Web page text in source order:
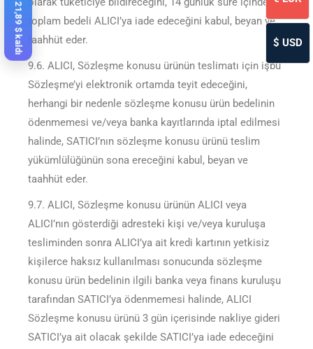
toplam bedeli ALICI’ya iade edeceğini kabul, beyan ve
taahhüt eder.
9.6. ALICI, Sözleşme konusu ürünün teslimatı için işbu
Sözleşme’yi elektronik ortamda teyit edeceğini,
herhangi bir nedenle sözleşme konusu ürün bedelinin
ödenmemesi ve/veya banka kayıtlarında iptal edilmesi
halinde, SATICI’nın sözleşme konusu ürünü teslim
yükümlülüğünün sona ereceğini kabul, beyan ve
taahhüt eder.
9.7. ALICI, Sözleşme konusu ürünün ALICI veya
ALICI’nın gösterdiği adresteki kişi ve/veya kuruluşa
tesliminden sonra ALICI’ya ait kredi kartının yetkisiz
kişilerce haksız kullanılması sonucunda sözleşme
konusu ürün bedelinin ilgili banka veya finans kuruluşu
tarafından SATICI’ya ödenmemesi halinde, ALICI
Sözleşme konusu ürünü 3 gün içerisinde nakliye gideri
SATICI’ya ait olacak şekilde SATICI’ya iade edeceğini
$ USD